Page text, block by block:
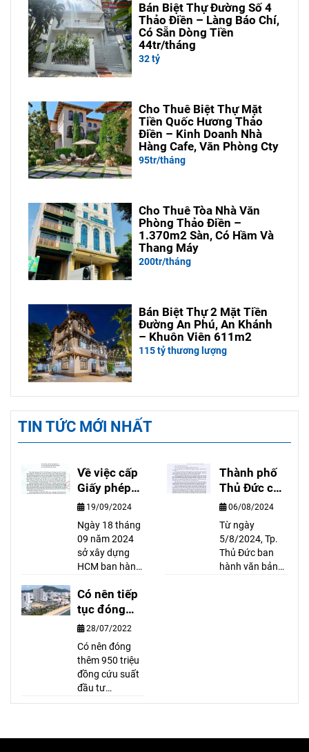
Bán Biệt Thự Đường Số 4
Thảo Điền – Làng Báo Chí,
Có Sẵn Dòng Tiền
44tr/tháng
32 tỷ
Cho Thuê Biệt Thự Mặt
Tiền Quốc Hương Thảo
Điền – Kinh Doanh Nhà
Hàng Cafe, Văn Phòng Cty
95tr/tháng
Cho Thuê Tòa Nhà Văn
Phòng Thảo Điền –
1.370m2 Sàn, Có Hầm Và
Thang Máy
200tr/tháng
Bán Biệt Thự 2 Mặt Tiền
Đường An Phú, An Khánh
– Khuôn Viên 611m2
115 tỷ thương lượng
TIN TỨC MỚI NHẤT
Về việc cấp
Giấy phép
xây dựng
công trình
có hầm trên
địa bàn Tp.
Hồ Chí Minh
19/09/2024
Ngày 18 tháng
09 năm 2024
sở xây dựng
HCM ban hành
8718/SXD-
CPXD về việc
cấp GIẤY PHÉP
xây dựng công
trình có hầm
trên địa bàn TP.
Hồ Chí Minh.
Văn bản có nội
dung như sau:
Thành phố
Thủ Đức cấp
sổ hồng
hoàn công
cho nhà có
giấy phép có
thời hạn
06/08/2024
Từ ngày
5/8/2024, Tp.
Thủ Đức ban
hành văn bản
thay đổi về tài
Có nên tiếp
tục đóng
tiền để mua
Condotel
28/07/2022
Có nên đóng
thêm 950 triệu
đồng cứu suất
đầu tư
condotel? Theo